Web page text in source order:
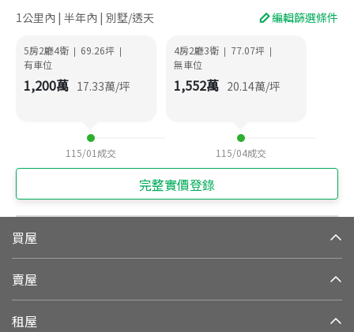
1公里內 | 半年內 | 別墅/透天 編輯篩選條件
5房2廳4衛 | 69.26坪 |
有車位
1,200萬 17.33萬/坪
115/01 成交
4房2廳3衛 | 77.07坪 |
無車位
1,552萬 20.14萬/坪
115/04成交
完整實價登錄
買屋
賣屋
租屋